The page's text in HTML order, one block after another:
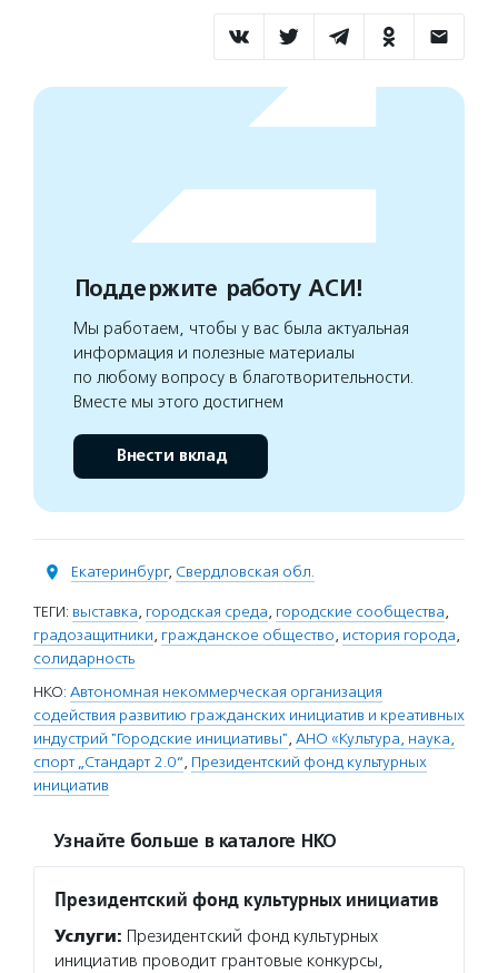
Поддержите работу АСИ!
Мы работаем, чтобы у вас была актуальная
информация и полезные материалы
по любому вопросу в благотворительности.
Вместе мы этого достигнем
Внести вклад
Екатеринбург, Свердловская обл.
ТЕГИ: выставка, городская среда, городские сообщества,
градозащитники, гражданское общество, история города,
солидарность
НКО: Автономная некоммерческая организация
содействия развитию гражданских инициатив и креативных
индустрий "Городские инициативы", АНО «Культура, наука,
спорт „Стандарт 2.0“, Президентский фонд культурных
инициатив
Узнайте больше в каталоге НКО
Президентский фонд культурных инициатив
Услуги: Президентский фонд культурных
инициатив проводит грантовые конкурсы,